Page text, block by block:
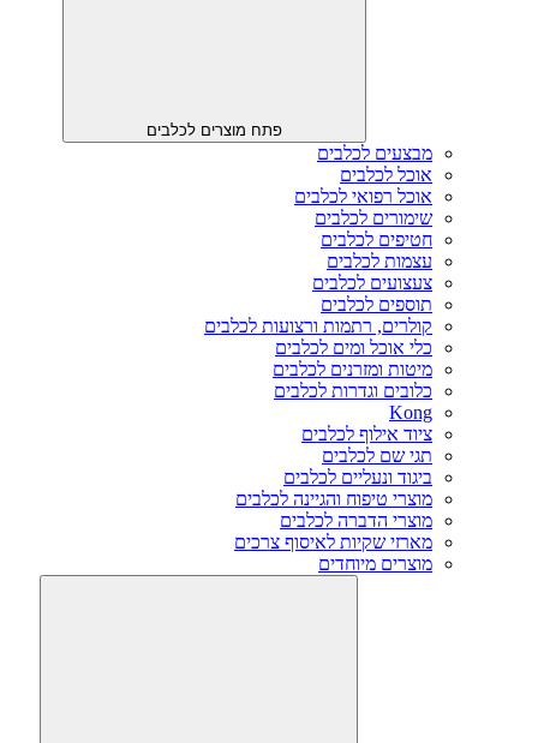
פתח מוצרים לכלבים
מבצעים לכלבים
אוכל לכלבים
אוכל רפואי לכלבים
שימורים לכלבים
חטיפים לכלבים
עצמות לכלבים
צעצועים לכלבים
תוספים לכלבים
קולרים, רתמות ורצועות לכלבים
כלי אוכל ומים לכלבים
מיטות ומזרנים לכלבים
כלובים וגדרות לכלבים
Kong
ציוד אילוף לכלבים
תגי שם לכלבים
ביגוד ונעליים לכלבים
מוצרי טיפוח והגיינה לכלבים
מוצרי הדברה לכלבים
מארזי שקיות לאיסוף צרכים
מוצרים מיוחדים